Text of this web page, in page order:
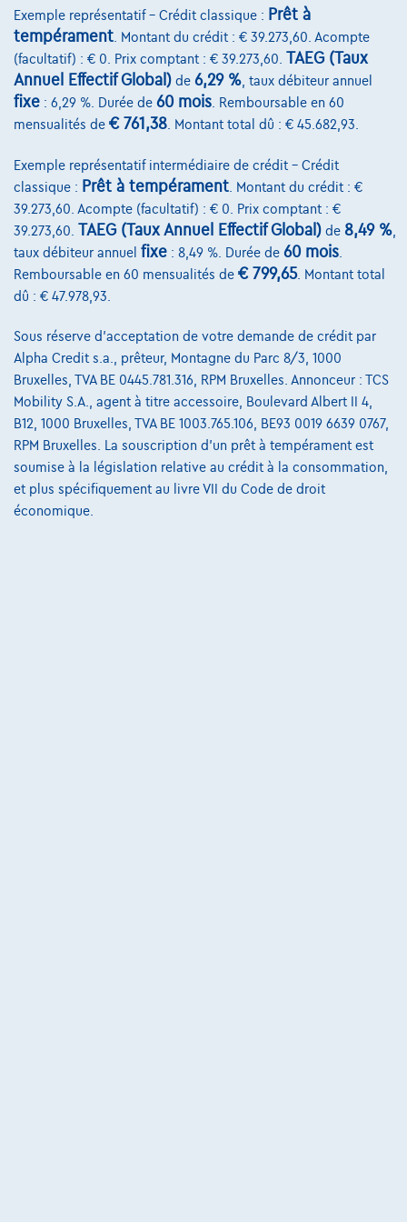
Comparer
Voir le véhicule
BMW Serie 2
223 i x Drive M sport Harman/Kardon panodak dig.airco alu19
01/2023
32.184 km Essence
Automatique
160 kW ( 218 CV )
€31.900
Exemple représentatif – Crédit classique : Prêt à
tempérament . Montant du crédit : € 39.273,60. Acompte
(facultatif) : € 0. Prix comptant : € 39.273,60. TAEG (Taux
Annuel Effectif Global) de 6,29 % , taux débiteur annuel
fixe : 6,29 %. Durée de 60 mois . Remboursable en 60
mensualités de € 761,38 . Montant total dû : € 45.682,93.
Exemple représentatif intermédiaire de crédit – Crédit
classique : Prêt à tempérament . Montant du crédit : €
39.273,60. Acompte (facultatif) : € 0. Prix comptant : €
39.273,60. TAEG (Taux Annuel Effectif Global) de 8,49 %
taux débiteur annuel fixe : 8,49 %. Durée de 60 mois
Remboursable en 60 mensualités de € 799,65. Montant total
dû : € 47.978,93.
Sous réserve d'acceptation de votre demande de crédit par
Alpha Credit s.a., prêteur, Montagne du Parc 8/3, 1000
Bruxelles, TVA BE 0445.781.316, RPM Bruxelles. Annonceur : TCS
Mobility S.A., agent à titre accessoire, Boulevard Albert II 4,
B12, 1000 Bruxelles, TVA BE 1003.765.106, BE93 0019 6639 0767,
RPM Bruxelles. La souscription d'un prêt à tempérament est
soumise à la législation relative au crédit à la consommation,
et plus spécifiquement au livre VII du Code de droit
économique.